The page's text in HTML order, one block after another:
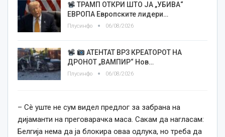
ТРАМП ОТКРИ ШТО ЈА „УБИВА“
ЕВРОПА Европските лидери…
Плусинфо 06/08/2026
АТЕНТАТ ВРЗ КРЕАТОРОТ НА
ДРОНОТ „ВАМПИР“ Нов…
Плусинфо 06/08/2026
– Сè уште не сум видел предлог за забрана на
дијаманти на преговарачка маса. Сакам да нагласам:
Белгија нема да ја блокира оваа одлука, но треба да